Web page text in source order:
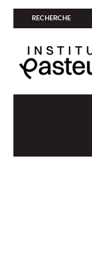
RECHERCHE